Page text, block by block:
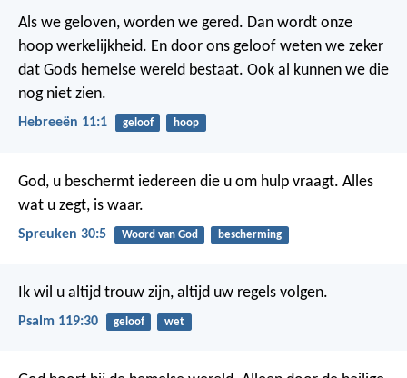
Als we geloven, worden we gered. Dan wordt onze
hoop werkelijkheid. En door ons geloof weten we zeker
dat Gods hemelse wereld bestaat. Ook al kunnen we die
nog niet zien.
Hebreeën 11:1 geloof hoop
God, u beschermt iedereen die u om hulp vraagt. Alles
wat u zegt, is waar.
Spreuken 30:5 Woord van God bescherming
Ik wil u altijd trouw zijn, altijd uw regels volgen.
Psalm 119:30 geloof wet